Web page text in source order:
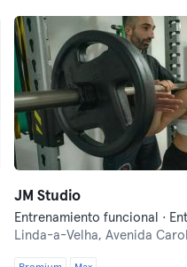
JM Studio
Linda-a-Velha,Avenida